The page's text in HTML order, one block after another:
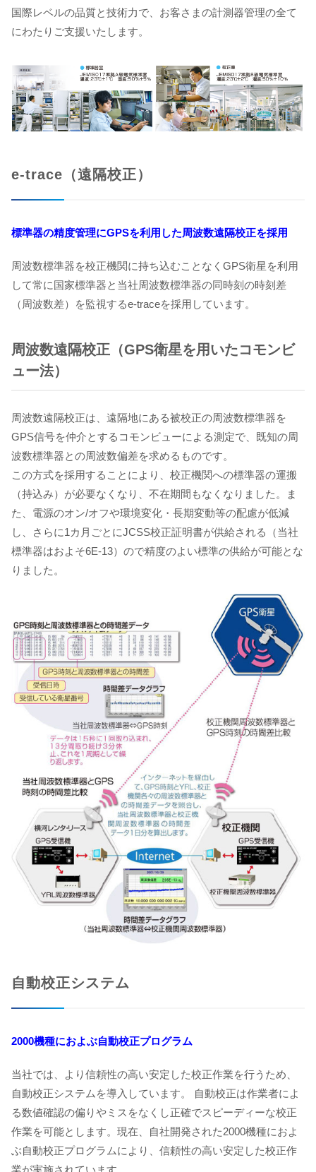
国際レベルの品質と技術力で、お客さまの計測器管理の全て
にわたりご支援いたします。
e-trace（遠隔校正）
標準器の精度管理にGPSを利用した周波数遠隔校正を採用
周波数標準器を校正機関に持ち込むことなくGPS衛星を利用
して常に国家標準器と当社周波数標準器の同時刻の時刻差
（周波数差）を監視するe-traceを採用しています。
周波数遠隔校正（GPS衛星を用いたコモンビ
ュー法）
周波数遠隔校正は、遠隔地にある被校正の周波数標準器を
GPS信号を仲介とするコモンビューによる測定で、既知の周
波数標準器との周波数偏差を求めるものです。
この方式を採用することにより、校正機関への標準器の運搬
（持込み）が必要なくなり、不在期間もなくなりました。ま
た、電源のオン/オフや環境変化・長期変動等の配慮が低減
し、さらに1カ月ごとにJCSS校正証明書が供給される（当社
標準器はおよそ6E-13）ので精度のよい標準の供給が可能とな
りました。
自動校正システム
2000機種におよぶ自動校正プログラム
当社では、より信頼性の高い安定した校正作業を行うため、
自動校正システムを導入しています。 自動校正は作業者によ
る数値確認の偏りやミスをなくし正確でスピーディーな校正
作業を可能とします。現在、自社開発された2000機種におよ
ぶ自動校正プログラムにより、信頼性の高い安定した校正作
業が実施されています。